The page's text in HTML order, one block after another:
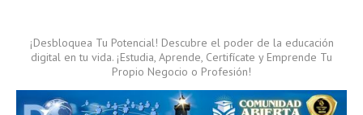
¡Desbloquea Tu Potencial! Descubre el poder de la educación
digital en tu vida. ¡Estudia, Aprende, Certifícate y Emprende Tu
Propio Negocio o Profesión!